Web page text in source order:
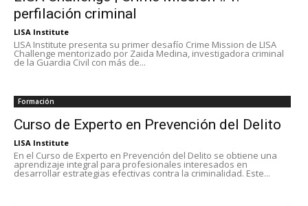
perfilación criminal
LISA Institute
LISA Institute presenta su primer desafío Crime Mission de LISA
Challenge mentorizado por Zaida Medina, investigadora criminal
de la Guardia Civil con más de...
Formación
Curso de Experto en Prevención del Delito
LISA Institute
En el Curso de Experto en Prevención del Delito se obtiene una
aprendizaje integral para profesionales interesados en
desarrollar estrategias efectivas contra la criminalidad. Este...